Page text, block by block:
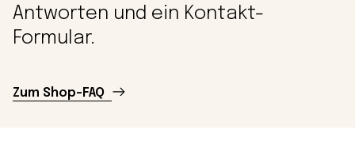
Antworten und ein Kontakt-
Formular.
Zum Shop-FAQ